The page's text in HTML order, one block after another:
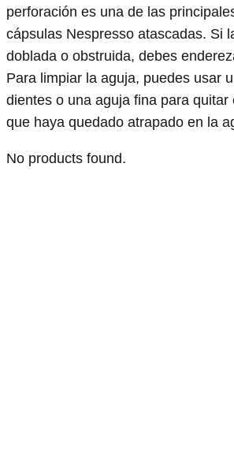
perforación es una de las
cápsulas Nespresso atascadas. Si
doblada o obstruida, debes
Para limpiar la aguja, puedes usar
dientes o una aguja fina para quitar
que haya quedado atrapado en la
No products found.